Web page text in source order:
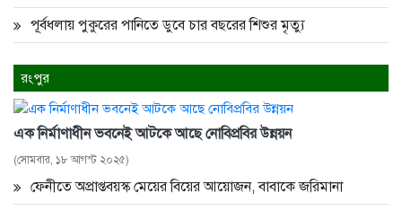
পূর্বধলায় পুকুরের পানিতে ডুবে চার বছরের শিশুর মৃত্যু
রংপুর
এক নির্মাণাধীন ভবনেই আটকে আছে নোবিপ্রবির উন্নয়ন
(সোমবার, ১৮ আগস্ট ২০২৫)
ফেনীতে অপ্রাপ্তবয়স্ক মেয়ের বিয়ের আয়োজন, বাবাকে জরিমানা